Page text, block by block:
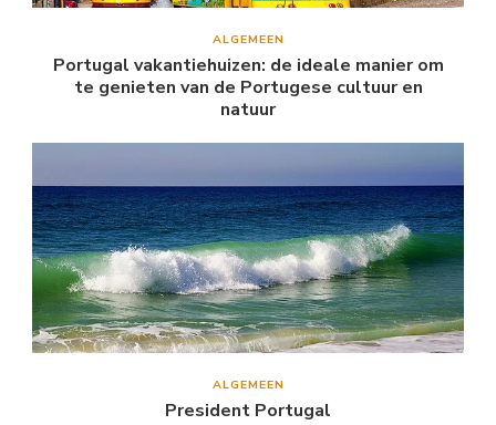
ALGEMEEN
Portugal vakantiehuizen: de ideale manier om
te genieten van de Portugese cultuur en
natuur
ALGEMEEN
President Portugal